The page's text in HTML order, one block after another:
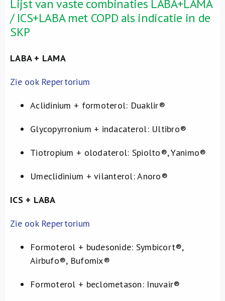
Lijst van vaste combinaties LABA+LAMA
/ ICS+LABA met COPD als indicatie in de
SKP
LABA + LAMA
Zie ook Repertorium
Aclidinium + formoterol: Duaklir®
Glycopyrronium + indacaterol: Ultibro®
Tiotropium + olodaterol: Spiolto®, Yanimo®
Umeclidinium + vilanterol: Anoro®
ICS + LABA
Zie ook Repertorium
Formoterol + budesonide: Symbicort®,
Airbufo®, Bufomix®
Formoterol + beclometason: Inuvair®